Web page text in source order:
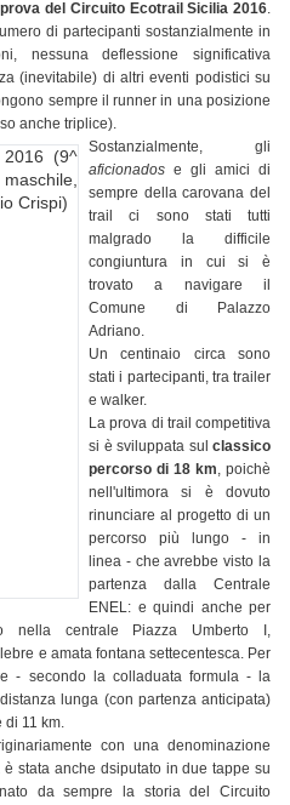
del Circuito Ecotrail Sicilia 2016.
di partecipanti sostanzialmente in
nessuna deflessione significativa
(inevitabile) di altri eventi podistici su
sempre il runner in una posizione
anche triplice).
Sostanzialmente, gli
aficionados e gli amici di
sempre della carovana del
trail ci sono stati tutti
malgrado la difficile
congiuntura in cui si è
trovato a navigare il
Comune di Palazzo
Adriano.
Un centinaio circa sono
stati i partecipanti, tra trailer
e walker.
La prova di trail competitiva
si è sviluppata sul classico
percorso di 18 km, poichè
nell'ultimora si è dovuto
rinunciare al progetto di un
percorso più lungo - in
linea - che avrebbe visto la
partenza dalla Centrale
ENEL: e quindi anche per
nella centrale Piazza Umberto I,
e amata fontana settecentesca. Per
- secondo la colladuata formula - la
lunga (con partenza anticipata)
di 11 km.
con una denominazione
stata anche dsiputato in due tappe su
da sempre la storia del Circuito